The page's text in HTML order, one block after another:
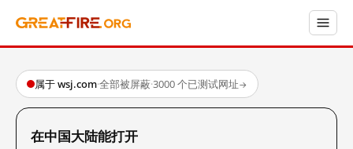
属于 wsj.com·全部被屏蔽·3000 个已测试网址→
在中国大陆能打开